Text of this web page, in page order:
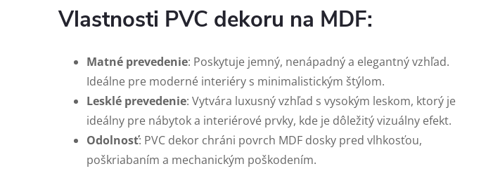
Vlastnosti PVC dekoru na MDF:
Matné prevedenie: Poskytuje jemný, nenápadný a elegantný vzhľad.
Ideálne pre moderné interiéry s minimalistickým štýlom.
Lesklé prevedenie: Vytvára luxusný vzhľad s vysokým leskom, ktorý je
ideálny pre nábytok a interiérové prvky, kde je dôležitý vizuálny efekt.
Odolnosť: PVC dekor chráni povrch MDF dosky pred vlhkosťou,
poškriabaním a mechanickým poškodením.